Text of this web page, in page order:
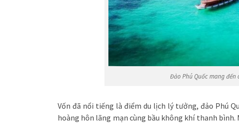
Đảo Phú Quốc mang
Vốn đã nổi tiếng là điểm du lịch lý tưởng, đảo Phú
hoàng hôn lãng mạn cùng bầu không khí thanh bình.